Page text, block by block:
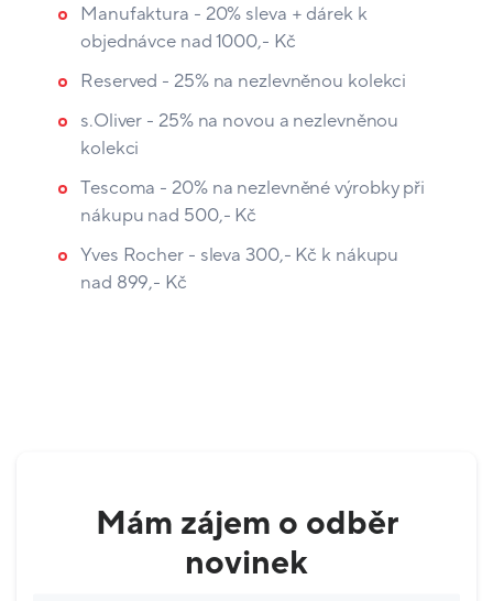
Manufaktura - 20% sleva + dárek k
objednávce nad 1000,- Kč
Reserved - 25% na nezlevněnou kolekci
s.Oliver - 25% na novou a nezlevněnou
kolekci
Tescoma - 20% na nezlevněné výrobky při
nákupu nad 500,- Kč
Yves Rocher - sleva 300,- Kč k nákupu
nad 899,- Kč
Mám zájem o odběr
novinek